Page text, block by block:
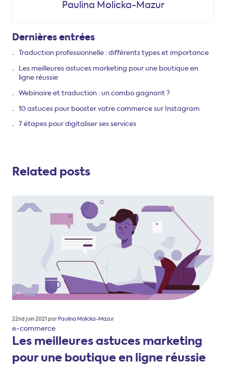
Paulina Molicka-Mazur
Dernières entrées
Traduction professionnelle : différents types et importance
Les meilleures astuces marketing pour une boutique en
ligne réussie
Webinaire et traduction : un combo gagnant ?
10 astuces pour booster votre commerce sur Instagram
7 étapes pour digitaliser ses services
Related posts
Posté
22nd juin 2021 par Paulina Molicka-Mazur
e-commerce
Les meilleures astuces marketing
pour une boutique en ligne réussie